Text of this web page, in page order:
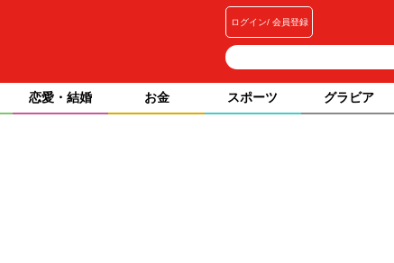
ログイン 会員登録
恋愛・結婚 お金 スポーツ グラビア